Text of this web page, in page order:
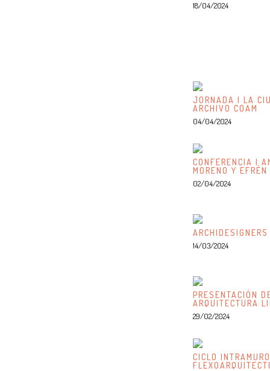
18/04/2024
JORNADA | LA
ARCHIVO COAM
04/04/2024
CONFERENCIA |
MORENO Y
02/04/2024
ARCHIDESIGNERS
14/03/2024
PRESENTACIÓN
ARQUITECTURA
29/02/2024
CICLO